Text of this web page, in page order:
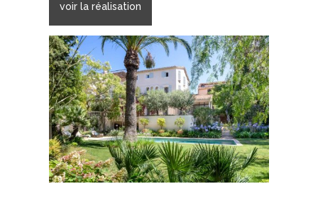
voir la réalisation